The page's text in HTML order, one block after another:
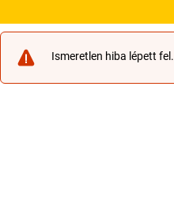
Ismeretlen hiba lépett fel.